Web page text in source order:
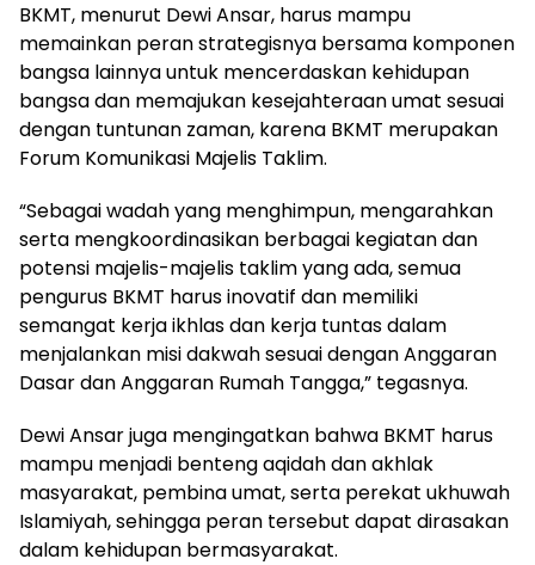
BKMT, menurut Dewi Ansar, harus mampu
memainkan peran strategisnya bersama komponen
bangsa lainnya untuk mencerdaskan kehidupan
bangsa dan memajukan kesejahteraan umat sesuai
dengan tuntunan zaman, karena BKMT merupakan
Forum Komunikasi Majelis Taklim.
“Sebagai wadah yang menghimpun, mengarahkan
serta mengkoordinasikan berbagai kegiatan dan
potensi majelis-majelis taklim yang ada, semua
pengurus BKMT harus inovatif dan memiliki
semangat kerja ikhlas dan kerja tuntas dalam
menjalankan misi dakwah sesuai dengan Anggaran
Dasar dan Anggaran Rumah Tangga,” tegasnya.
Dewi Ansar juga mengingatkan bahwa BKMT harus
mampu menjadi benteng aqidah dan akhlak
masyarakat, pembina umat, serta perekat ukhuwah
Islamiyah, sehingga peran tersebut dapat dirasakan
dalam kehidupan bermasyarakat.